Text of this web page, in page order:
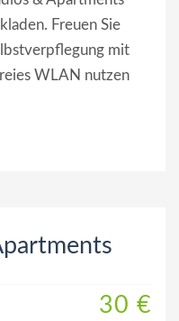
Freuen Sie
mit
WLAN nutzen
30 €